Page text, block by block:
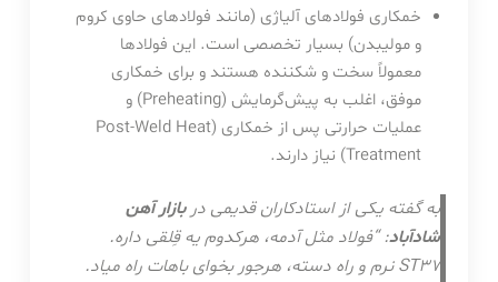
خمکاری فولادهای آلیاژی (مانند فولادهای حاوی کروم
و مولیبدن) بسیار تخصصی است. این فولادها
معمولاً سخت و شکننده هستند و برای خمکاری
موفق، اغلب به پیش‌گرمایش (Preheating) و
عملیات حرارتی پس از خمکاری (Post-Weld Heat
Treatment) نیاز دارند.
به گفته یکی از استادکاران قدیمی دربازار آهن
شادآباد: “فولاد مثل آدمه، هرکدوم یه قِلقی داره.
ST37 نرم و راه دسته، هرجور بخوای باهات راه میاد.